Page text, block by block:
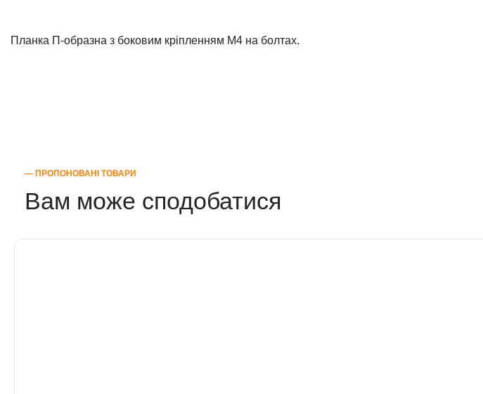
Планка П-образна з боковим кріпленням М4 на болтах.
― ПРОПОНОВАНІ ТОВАРИ
Вам може сподобатися